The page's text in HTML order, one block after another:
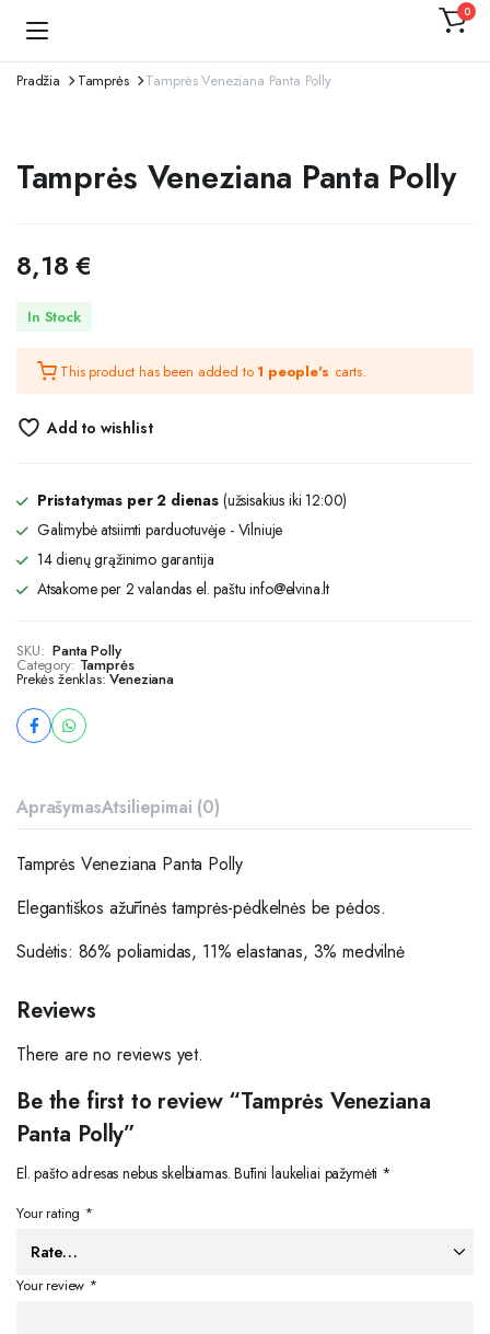
0
Pradžia Tamprės Tamprės Veneziana Panta Polly
Tamprės Veneziana Panta Polly
8,18€
In Stock
This product has been added to 1 people's carts.
Add to wishlist
Pristatymas per 2 dienas (užsisakius iki 12:00)
Galimybė atsiimti parduotuvėje - Vilniuje
14 dienų grąžinimo garantija
Atsakome per 2 valandas el. paštu info@elvina.lt
SKU: Panta Polly
Category: Tamprės
Prekės ženklas:Veneziana
AprašymasAtsiliepimai (0)
Tamprės Veneziana Panta Polly
Elegantiškos ažūrinės tamprės-pėdkelnės be pėdos.
Sudėtis: 86% poliamidas, 11% elastanas, 3% medvilnė
Reviews
There are no reviews yet.
Be the first to review “Tamprės Veneziana
Panta Polly”
El. pašto adresas nebus skelbiamas. Būtini laukeliai pažymėti *
Your rating *
Your review *